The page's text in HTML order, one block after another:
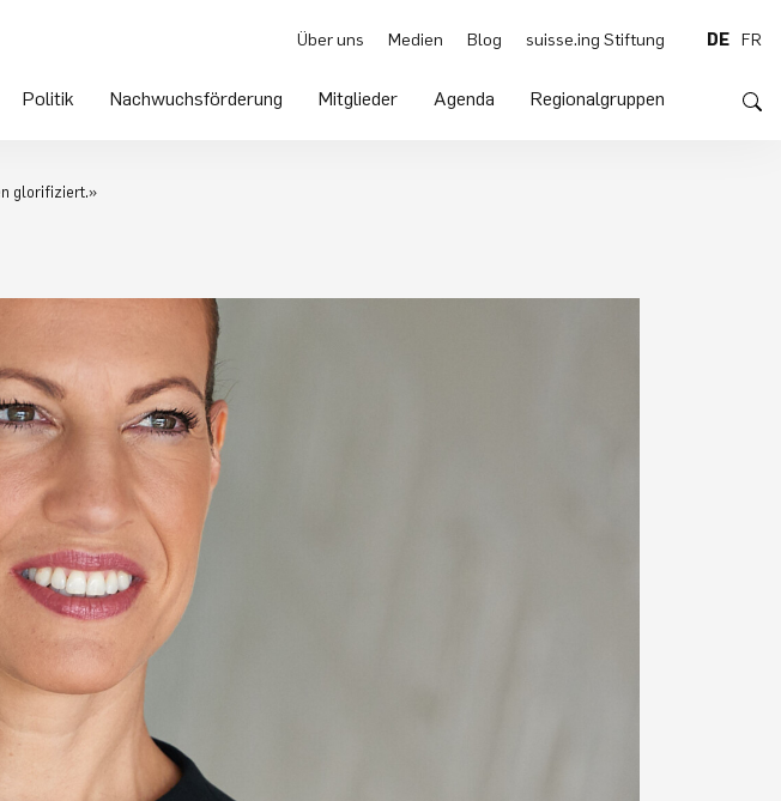
Politik Nachwuchsförderung Mitglieder Agenda Regionalgruppen
Über uns Medien Blog suisse.ing Stiftung DE FR
glorifiziert.»